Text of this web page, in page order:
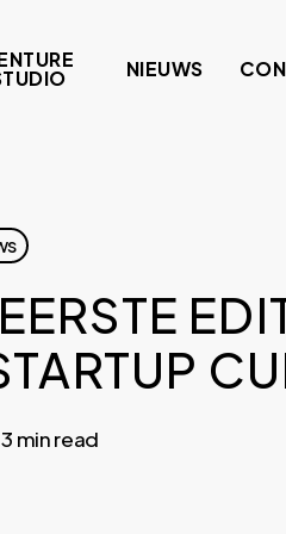
NIEUWS
3 min read